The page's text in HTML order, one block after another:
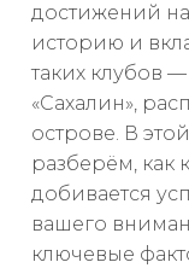
достижений
историю и
таких клубов
«Сахалин»,
острове. В
разберём, как
добивается
вашего
ключевые